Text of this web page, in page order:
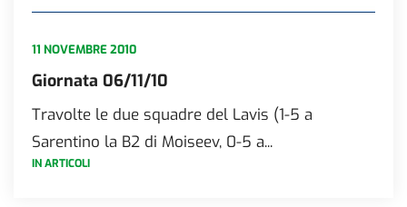
11 NOVEMBRE 2010
Giornata 06/11/10
Travolte le due squadre del Lavis (1-5 a
Sarentino la B2 di Moiseev, 0-5 a...
IN ARTICOLI